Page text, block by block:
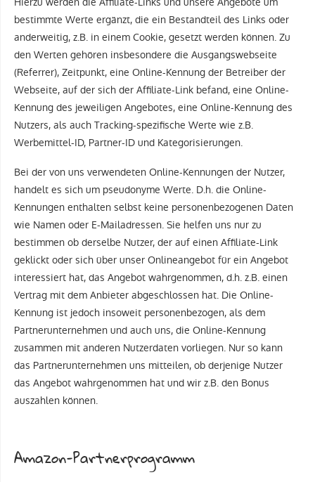
bestimmte Werte ergänzt, die ein Bestandteil des Links oder
anderweitig, z.B. in einem Cookie, gesetzt werden können. Zu
den Werten gehören insbesondere die Ausgangswebseite
(Referrer), Zeitpunkt, eine Online-Kennung der Betreiber der
Webseite, auf der sich der Affiliate-Link befand, eine Online-
Kennung des jeweiligen Angebotes, eine Online-Kennung des
Nutzers, als auch Tracking-spezifische Werte wie z.B.
Werbemittel-ID, Partner-ID und Kategorisierungen.
Bei der von uns verwendeten Online-Kennungen der Nutzer,
handelt es sich um pseudonyme Werte. D.h. die Online-
Kennungen enthalten selbst keine personenbezogenen Daten
wie Namen oder E-Mailadressen. Sie helfen uns nur zu
bestimmen ob derselbe Nutzer, der auf einen Affiliate-Link
geklickt oder sich über unser Onlineangebot für ein Angebot
interessiert hat, das Angebot wahrgenommen, d.h. z.B. einen
Vertrag mit dem Anbieter abgeschlossen hat. Die Online-
Kennung ist jedoch insoweit personenbezogen, als dem
Partnerunternehmen und auch uns, die Online-Kennung
zusammen mit anderen Nutzerdaten vorliegen. Nur so kann
das Partnerunternehmen uns mitteilen, ob derjenige Nutzer
das Angebot wahrgenommen hat und wir z.B. den Bonus
auszahlen können.
Amazon-Partnerprogramm